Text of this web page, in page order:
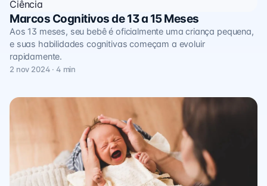
Ciência
Marcos Cognitivos de 13 a 15 Meses
Aos 13 meses, seu bebê é oficialmente uma criança pequena,
e suas habilidades cognitivas começam a evoluir
rapidamente.
2 nov 2024 · 4 min